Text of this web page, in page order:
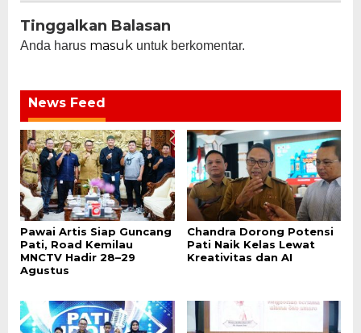
Tinggalkan Balasan
Anda harus masuk untuk berkomentar.
News Feed
Pawai Artis Siap Guncang
Pati, Road Kemilau
MNCTV Hadir 28–29
Agustus
Chandra Dorong Potensi
Pati Naik Kelas Lewat
Kreativitas dan AI